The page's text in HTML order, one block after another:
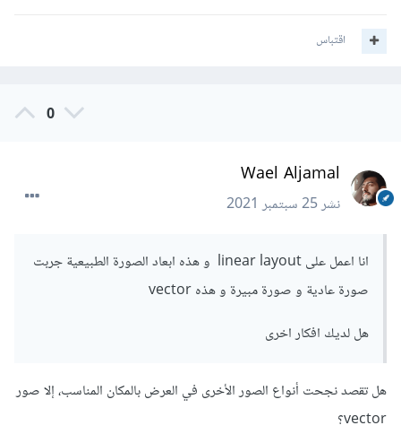
اقتباس
0
Wael Aljamal
نشر25 سبتمبر 2021
انا اعمل على linear layout و هذه ابعاد الصورة الطبيعية جربت
صورة عادية و صورة مبيرة و هذه vector
هل لديك افكار اخرى
هل تقصد نجحت أنواع الصور الأخرى في العرض بالمكان المناسب، إلا صور
vector؟